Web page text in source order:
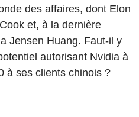
des affaires, dont Elon
et, à la dernière
Jensen Huang. Faut-il y
autorisant Nvidia à
à ses clients chinois ?